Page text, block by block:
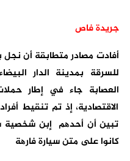
جريدة فاص
أفادت مصادر متطابقة أن
للسرقة بمدینة الدار
العصابة جاء في إطار
الاقتصادیة، إذ تم تنقیط
تبین أن أحدھم إبن شخصية
كانوا على متن سیارة فارھة